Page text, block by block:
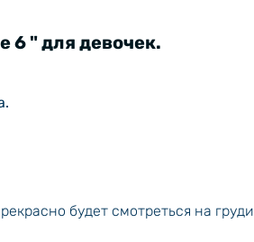
для девочек.
будет смотреться на груди